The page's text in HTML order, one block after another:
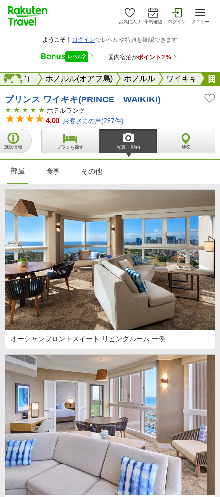
お気に入り 予約確認 ログイン メニュー
シア） ホノルル(オアフ島) ホノルル ワイキキ
海外
プリンス ワイキキ(PRINCE WAIKIKI)
ホテルランク
4.00 お客さまの声(287件)
施設情報 プランを探す 写真・動画 地図
部屋 食事 その他
オーシャンフロントスイート リビングルーム 一例